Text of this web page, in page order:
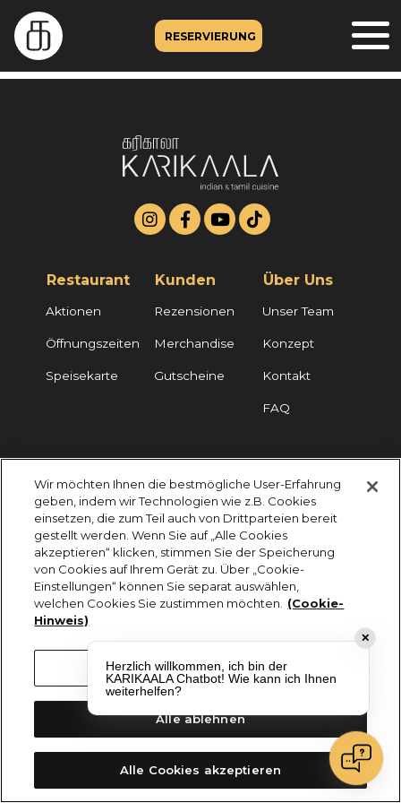
RESERVIERUNG
Restaurant
Aktionen
Öffnungszeiten
Speisekarte
Kunden
Rezensionen
Merchandise
Gutscheine
Über Uns
Unser Team
Konzept
Kontakt
FAQ
KARIKAALA ©2026 - Saily Food Service GmbH
Alle Rechte vorbehalten
✕
Herzlich willkommen, ich bin der
KARIKAALA Chatbot! Wie kann ich Ihnen
weiterhelfen?
Wir möchten Ihnen die bestmögliche User-Erfahrung
geben, indem wir Technologien wie z.B. Cookies
einsetzen, die zum Teil auch von Drittparteien bereit
gestellt werden. Wenn Sie auf „Alle Cookies
akzeptieren“ klicken, stimmen Sie der Speicherung
von Cookies auf Ihrem Gerät zu. Über „Cookie-
Einstellungen“ können Sie separat auswählen,
welchen Cookies Sie zustimmen möchten.
(Cookie-
Hinweis)
Cookie-Einstellungen
Alle ablehnen
Alle Cookies akzeptieren